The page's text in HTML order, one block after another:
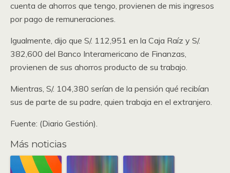
cuenta de ahorros que tengo, provienen de mis ingresos
por pago de remuneraciones.
Igualmente, dijo que S/. 112,951 en la Caja Raíz y S/.
382,600 del Banco Interamericano de Finanzas,
provienen de sus ahorros producto de su trabajo.
Mientras, S/. 104,380 serían de la pensión qué recibían
sus de parte de su padre, quien trabaja en el extranjero.
Fuente: (Diario Gestión).
Más noticias